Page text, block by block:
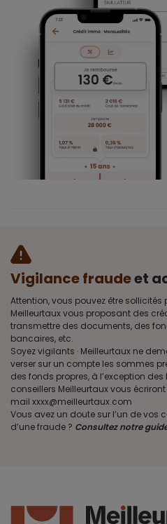
Vigilance fraudeet
Attention, vous pouvez être
Meilleurtaux vous proposant des
transmettre des documents, des
bancaires, etc.
Soyez vigilants · Meilleurtaux ne
verser sur un compte les sommes
des fonds propres, à l’exception
conseillers Meilleurtaux vous
mail xxxx@meilleurtaux.com
Vous avez un doute sur l’un de vos
d’une fraude ? Consultez notre